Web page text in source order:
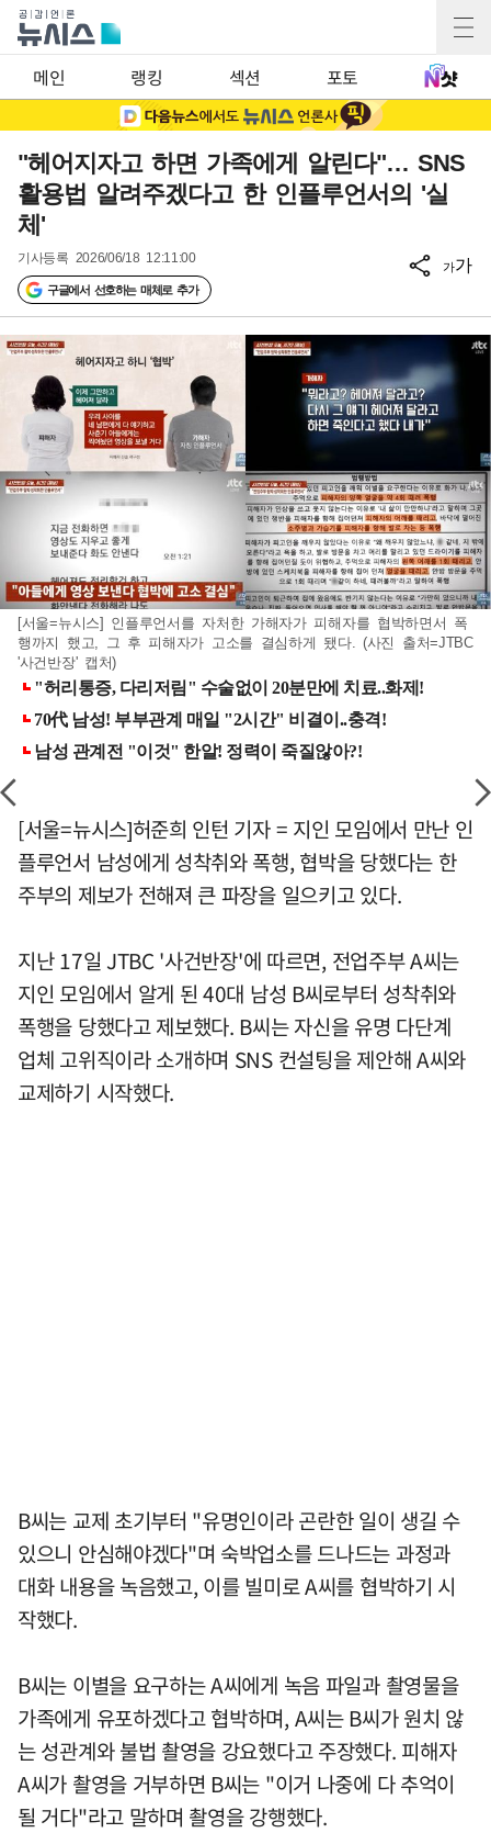
메인 랭킹 섹션 포토
"헤어지자고 하면 가족에게 알린다"… SNS
활용법 알려주겠다고 한 인플루언서의 '실
체'
기사등록 2026/06/18 12:11:00
구글에서 선호하는 매체로 추가
가가
[서울=뉴시스] 인플루언서를 자처한 가해자가 피해자를 협박하면서 폭
행까지 했고, 그 후 피해자가 고소를 결심하게 됐다. (사진 출처=JTBC
'사건반장' 캡처)
[서울=뉴시스]허준희 인턴 기자 = 지인 모임에서 만난 인
플루언서 남성에게 성착취와 폭행, 협박을 당했다는 한
주부의 제보가 전해져 큰 파장을 일으키고 있다.
지난 17일 JTBC '사건반장'에 따르면, 전업주부 A씨는
지인 모임에서 알게 된 40대 남성 B씨로부터 성착취와
폭행을 당했다고 제보했다. B씨는 자신을 유명 다단계
업체 고위직이라 소개하며 SNS 컨설팅을 제안해 A씨와
교제하기 시작했다.
B씨는 교제 초기부터 "유명인이라 곤란한 일이 생길 수
있으니 안심해야겠다"며 숙박업소를 드나드는 과정과
대화 내용을 녹음했고, 이를 빌미로 A씨를 협박하기 시
작했다.
B씨는 이별을 요구하는 A씨에게 녹음 파일과 촬영물을
가족에게 유포하겠다고 협박하며, A씨는 B씨가 원치 않
는 성관계와 불법 촬영을 강요했다고 주장했다. 피해자
A씨가 촬영을 거부하면 B씨는 "이거 나중에 다 추억이
될 거다"라고 말하며 촬영을 강행했다.